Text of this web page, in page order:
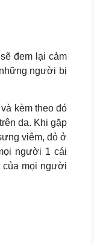
đem lại cảm
người bị
kèm theo đó
da. Khi gặp
viêm, đỏ ở
người 1 cái
của mọi người